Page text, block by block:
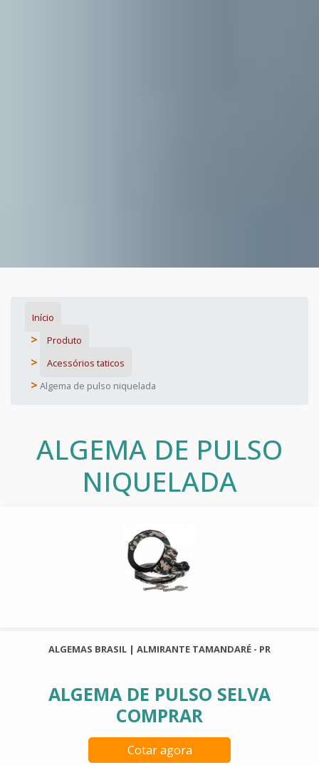
Início
Produto
Acessórios taticos
Algema de pulso niquelada
ALGEMA DE PULSO
NIQUELADA
ALGEMAS BRASIL | ALMIRANTE TAMANDARÉ - PR
ALGEMA DE PULSO SELVA
COMPRAR
Cotar agora